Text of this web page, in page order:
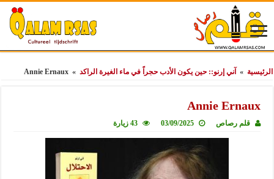
الرئيسية » آني إرنو:: حين يكون الأدب حجراً في ماء الغيرة الراكد »
Annie Ernaux
Annie Ernaux
قلم رصاص 03/09/2025 43 زيارة